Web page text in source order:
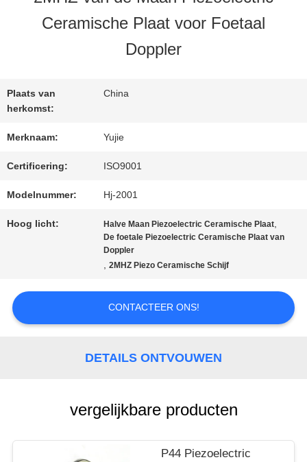
KWALITEITSCONTROLE
CONTACTEER
ONS
VERZOEK
OM EEN
CITAAT
PRIVACY
Ceramische Plaat voor Foetaal
Doppler
Plaats van
herkomst:
China
Merknaam: Yujie
Certificering: ISO9001
Modelnummer: Hj-2001
Hoog licht: Halve Maan Piezoelectric Ceramische Plaat,
De foetale Piezoelectric Ceramische Plaat van
Doppler
,2MHZ Piezo Ceramische Schijf
CONTACTEER ONS!
DETAILS ONTVOUWEN
vergelijkbare producten
P44 Piezoelectric